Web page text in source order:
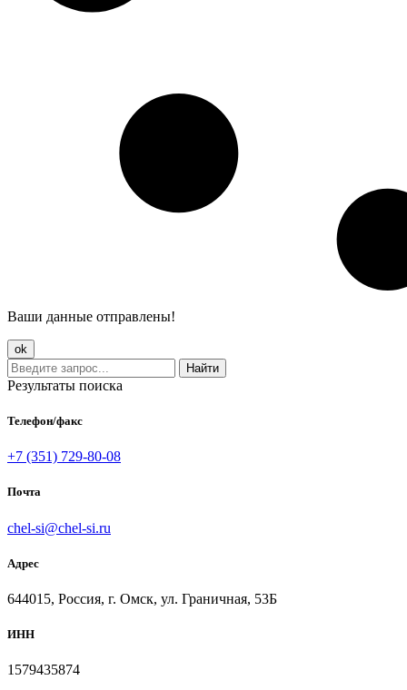
Ваши данные отправлены!
ok
Найти
Результаты поиска
Телефон/факс
+7 (351) 729-80-08
Почта
chel-si@chel-si.ru
Адрес
644015, Россия, г. Омск, ул. Граничная, 53Б
ИНН
1579435874